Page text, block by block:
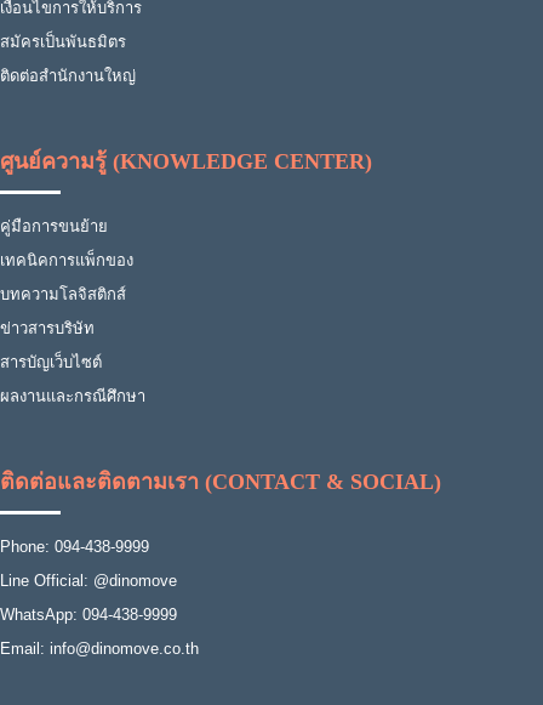
เงื่อนไขการให้บริการ
สมัครเป็นพันธมิตร
ติดต่อสำนักงานใหญ่
ศูนย์ความรู้ (KNOWLEDGE CENTER)
คู่มือการขนย้าย
เทคนิคการแพ็กของ
บทความโลจิสติกส์
ข่าวสารบริษัท
สารบัญเว็บไซต์
ผลงานและกรณีศึกษา
ติดต่อและติดตามเรา (CONTACT & SOCIAL)
Phone: 094-438-9999
Line Official: @dinomove
WhatsApp: 094-438-9999
Email: info@dinomove.co.th